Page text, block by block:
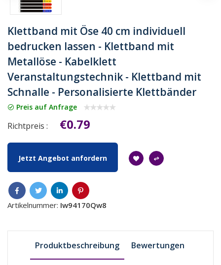
Klettband mit Öse 40 cm individuell
bedrucken lassen - Klettband mit
Metallöse - Kabelklett
Veranstaltungstechnik - Klettband mit
Schnalle - Personalisierte Klettbänder
Preis auf Anfrage
Richtpreis : €0.79
Jetzt Angebot anfordern
Artikelnummer: Iw94170Qw8
Produktbeschreibung Bewertungen